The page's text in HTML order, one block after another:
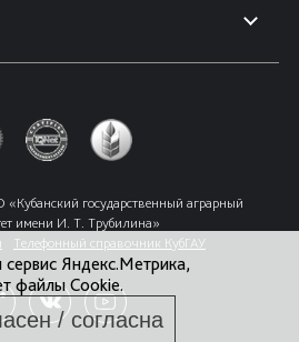
государственный аграрный
имени И. Т. Трубилина»
Телефонный справочник КубГАУ
Яндекс.Метрика,
файлы Cookie.
/ согласна